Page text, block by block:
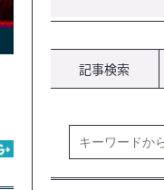
記事検索